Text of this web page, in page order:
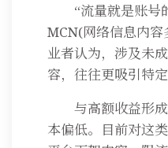
“流量就是账号
MCN(网络信息内
业者认为，涉及未
容，往往更吸引特定
与高额收益形成
本偏低。目前对这